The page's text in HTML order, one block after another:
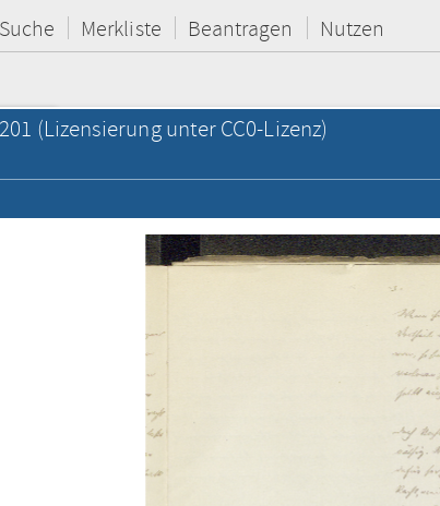
Suche Merkliste Beantragen Nutzen
(Lizensierung unter CC0-Lizenz)